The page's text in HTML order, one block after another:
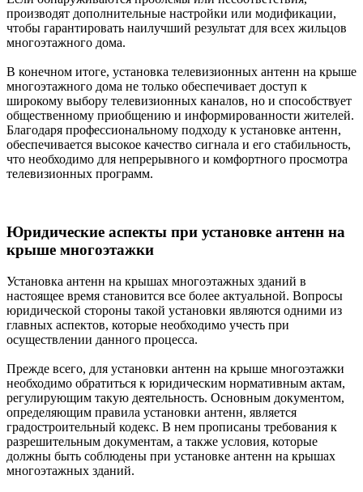
производят дополнительные настройки или модификации,
чтобы гарантировать наилучший результат для всех жильцов
многоэтажного дома.
В конечном итоге, установка телевизионных антенн на крыше
многоэтажного дома не только обеспечивает доступ к
широкому выбору телевизионных каналов, но и способствует
общественному приобщению и информированности жителей.
Благодаря профессиональному подходу к установке антенн,
обеспечивается высокое качество сигнала и его стабильность,
что необходимо для непрерывного и комфортного просмотра
телевизионных программ.
Юридические аспекты при установке антенн на
крыше многоэтажки
Установка антенн на крышах многоэтажных зданий в
настоящее время становится все более актуальной. Вопросы
юридической стороны такой установки являются одними из
главных аспектов, которые необходимо учесть при
осуществлении данного процесса.
Прежде всего, для установки антенн на крыше многоэтажки
необходимо обратиться к юридическим нормативным актам,
регулирующим такую деятельность. Основным документом,
определяющим правила установки антенн, является
градостроительный кодекс. В нем прописаны требования к
разрешительным документам, а также условия, которые
должны быть соблюдены при установке антенн на крышах
многоэтажных зданий.